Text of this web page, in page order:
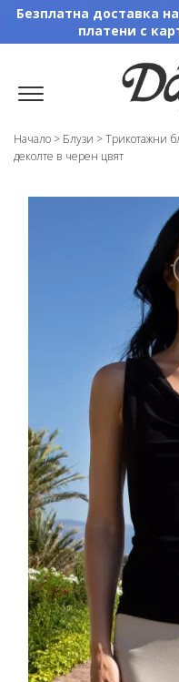
Безплатна доставка
платени с
Начало > Блузи >Трикотажни
деколте в черен цвят